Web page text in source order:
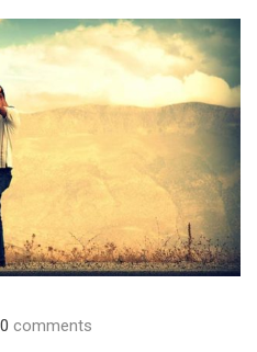
0 comments